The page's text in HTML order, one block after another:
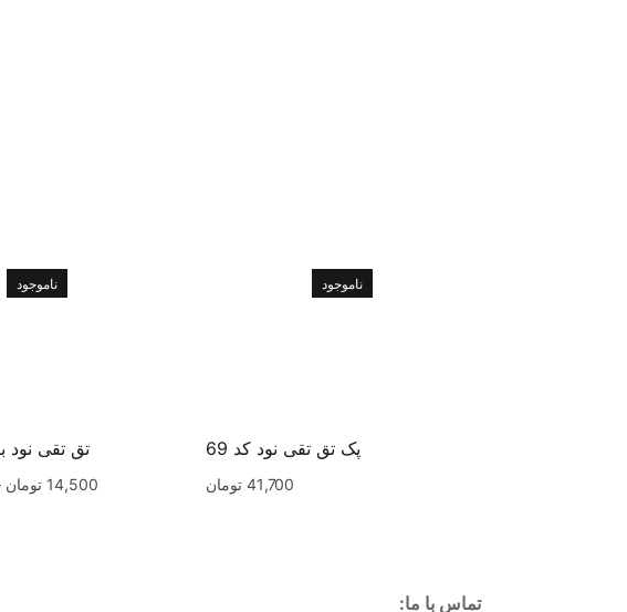
ناموجود
پک تق تقی نود کد 69
41,700 تومان
ناموجود
تق تقی نود
14,500 تومان
تماس با ما: